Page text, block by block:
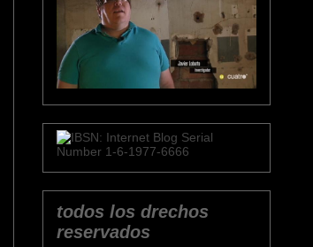
todos los drechos
reservados